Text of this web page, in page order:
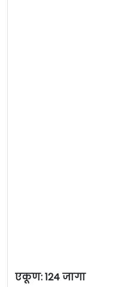
एकूण: 124 जागा